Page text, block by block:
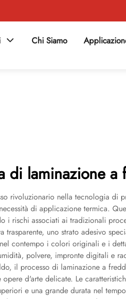
Chi Siamo
di laminazione a
rivoluzionario nella tecnologia di
di applicazione termica.
i rischi associati ai tradizionali
uno strato adesivo
contempo i colori originali e i
polvere, impronte digitali e
il processo di laminazione a
d'arte delicate. Le
e una grande durata nel